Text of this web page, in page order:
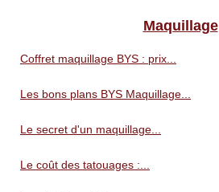
Maquillage
Coffret maquillage BYS : prix...
Les bons plans BYS Maquillage...
Le secret d'un maquillage...
Le coût des tatouages :...